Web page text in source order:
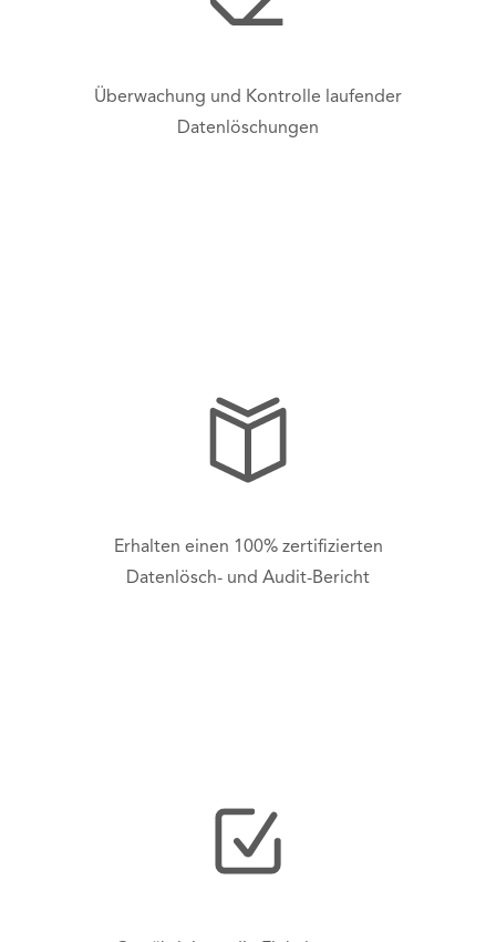
Überwachung und Kontrolle laufender
Datenlöschungen
Erhalten einen 100% zertifizierten
Datenlösch- und Audit-Bericht